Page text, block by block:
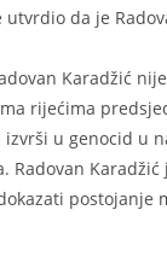
da je
Karadžić
rijećima
u genocid u
postojanje